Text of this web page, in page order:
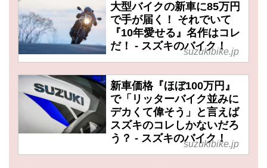
大型バイクの新車に85万円
で手が届く！ それでいて
『10年愛せる』名作はコレ
だ！ - スズキのバイク！
suzukibike.jp
新車価格『ほぼ100万円』
で「リッターバイク並みに
デカくて偉そう」と言えば
スズキのコレしかないだろ
う？ - スズキのバイク！
suzukibike.jp